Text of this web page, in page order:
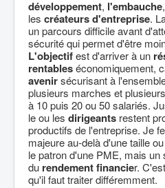
développement, l'embauche,
les créateurs d'entreprise.
un parcours difficile avant
sécurité qui permet d'être
L'objectifest d'arriver à un
rentableséconomiquement,
avenirsécurisant à
plusieurs marches et
à 10 puis 20 ou 50 salariés.
le ou les dirigeants restent
productifs de l'entreprise. Je
majeure au-delà d'une taille ou
le patron d'une PME, mais
du rendement financier.
qu'il faut traiter différemment.